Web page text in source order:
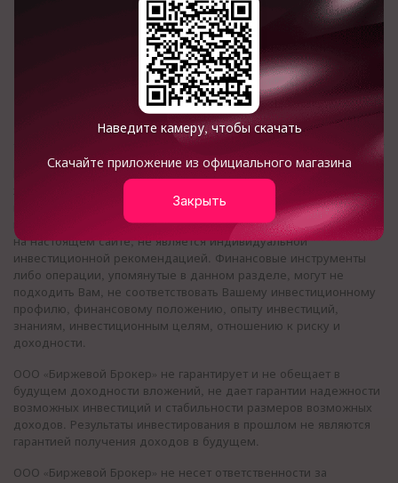
Форма обратной связи
Представленная информация носит ознакомительный
характер и не должна рассматриваться как предложение
купить или продать иностранную валюту, ценные бумаги и/или
иные финансовые инструменты. Информация, представленная
на настоящем сайте, не является индивидуальной
инвестиционной рекомендацией. Финансовые инструменты
либо операции, упомянутые в данном разделе, могут не
подходить Вам, не соответствовать Вашему инвестиционному
профилю, финансовому положению, опыту инвестиций,
знаниям, инвестиционным целям, отношению к риску и
доходности.
ООО «Биржевой Брокер» не гарантирует и не обещает в
будущем доходности вложений, не дает гарантии надежности
возможных инвестиций и стабильности размеров возможных
доходов. Результаты инвестирования в прошлом не являются
гарантией получения доходов в будущем.
ООО «Биржевой Брокер» не несет ответственности за
Наведите камеру, чтобы скачать
Скачайте приложение из официального магазина
Закрыть